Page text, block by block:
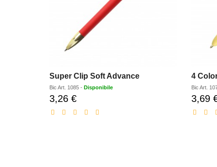
Super Clip Soft Advance
Bic Art. 1085 - Disponibile
3,26 €Prezzo
4
Bic Art.
3,69